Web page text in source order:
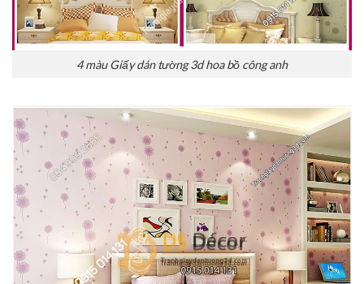
4 màu Giấy dán tường 3d hoa bồ công anh